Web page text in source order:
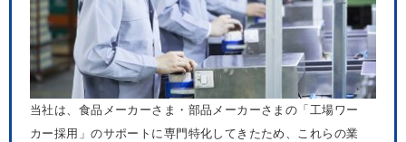
当社は、食品メーカーさま・部品メーカーさまの「工場ワー
カー採用」のサポートに専門特化してきたため、これらの業